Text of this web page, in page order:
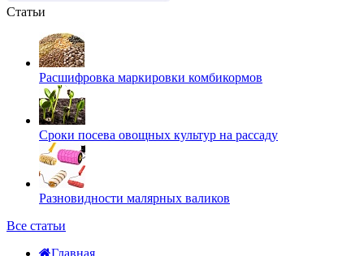
Статьи
Расшифровка маркировки комбикормов
Сроки посева овощных культур на рассаду
Разновидности малярных валиков
Все статьи
Главная